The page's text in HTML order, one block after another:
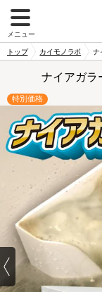
メニュー
トップ カイモノラボ ナ
ナイアガラ
特別価格